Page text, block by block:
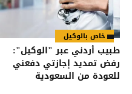
خاص بالوكيل
طبيب أردني عبر "الوكيل":
رفض تمديد إجازتي دفعني
للعودة من السعودية